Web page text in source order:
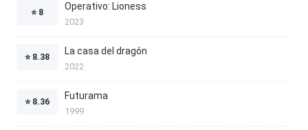
⭐ 8
Operativo: Lioness
2023
⭐ 8.38
La casa del dragón
2022
⭐ 8.36
Futurama
1999